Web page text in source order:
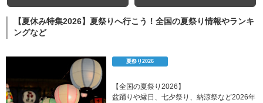
【夏休み特集2026】夏祭りへ行こう！全国の夏祭り情報やランキ
ングなど
夏祭り2026
【全国の夏祭り2026】
盆踊りや縁日、七夕祭り、納涼祭など2026年